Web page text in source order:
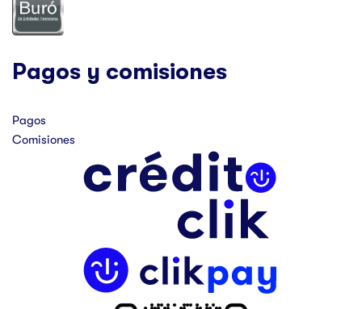
Pagos y comisiones
Pagos
Comisiones